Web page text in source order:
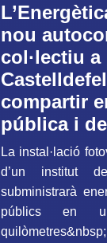
nou
col·lectiu a
compartir
pública i
La instal·lació
d’un institut
subministrarà
públics en